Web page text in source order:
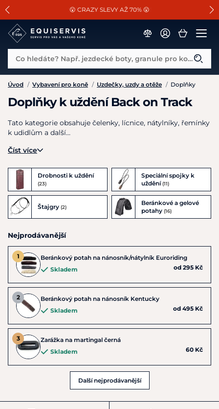
SLEVA 13% na vše od Cassini!
😮 CRAZY SLEVY AŽ 70% 😮
📐Pasování a doplňky k vybraným sedlům ZDARMA 🐴
Co hledáte? Např. jezdecké boty, granule pro koně...
Úvod / Vybavení pro koně / Uzdečky, uzdy a otěže / Doplňky
Doplňky k uždění Back on Track
Tato kategorie obsahuje čelenky, lícnice, nátylníky, řemínky
k udidlům a další…
Číst více
Drobnosti k uždění
(23)
Speciální spojky k
uždění(11)
Štajgry (2)
Beránkové a gelové
potahy (16)
Nejprodávanější
Beránkový potah na nánosník/nátylník Euroriding
Skladem
od 295 Kč
Beránkový potah na nánosník Kentucky
Skladem
od 495 Kč
Zarážka na martingal černá
Skladem
60 Kč
Další nejprodávanější